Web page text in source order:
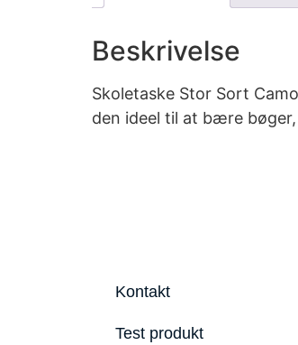
Beskrivelse
Skoletaske Stor Sort
den ideel til at bære
Kontakt
Test produkt